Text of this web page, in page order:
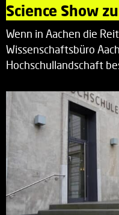
Science Show
Wenn in Aachen die
Wissenschaftsbüro
Hochschullandschaft